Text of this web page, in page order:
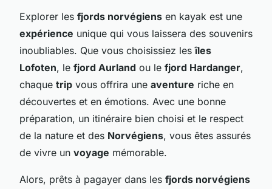
Explorer les fjords norvégiens en kayak est une
expérience unique qui vous laissera des souvenirs
inoubliables. Que vous choisissiez lesîles
Lofoten, le fjord Aurland ou le fjord Hardanger,
chaque trip vous offrira une aventure riche en
découvertes et en émotions. Avec une bonne
préparation, un itinéraire bien choisi et le respect
de la nature et des Norvégiens, vous êtes assurés
de vivre un voyage mémorable.
Alors, prêts à pagayer dans les fjords norvégiens